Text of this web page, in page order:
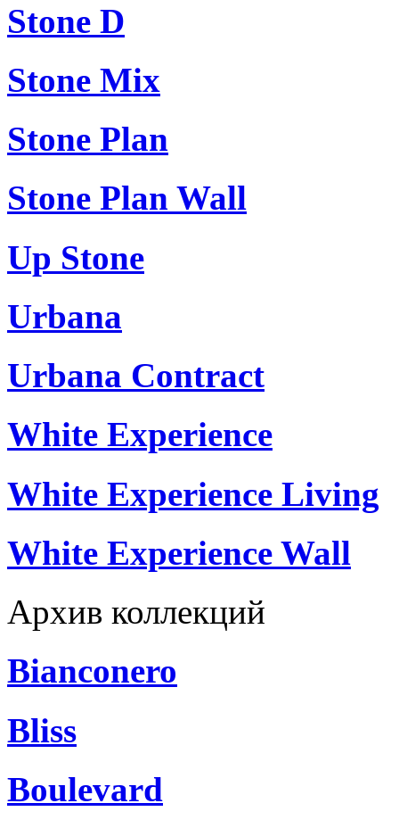
Stone D
Stone Mix
Stone Plan
Stone Plan Wall
Up Stone
Urbana
Urbana Contract
White Experience
White Experience Living
White Experience Wall
Архив коллекций
Bianconero
Bliss
Boulevard